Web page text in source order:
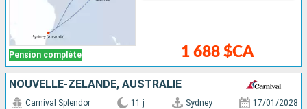
Pension complète 1 688 $CA
NOUVELLE-ZÉLANDE, AUSTRALIE
Carnival Splendor 11 j Sydney 17/01/2028